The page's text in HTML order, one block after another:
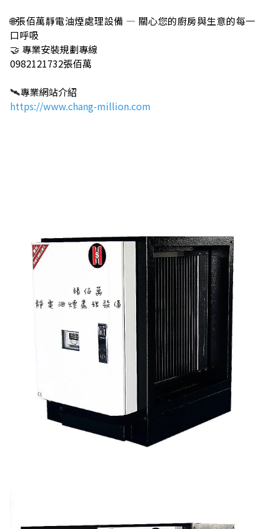
🌐張佰萬靜電油煙處理設備 — 關心您的廚房與生意的每一
口呼吸
🤝 專業安裝規劃專線
0982121732張佰萬
🛰️專業網站介紹
https://www.chang-million.com